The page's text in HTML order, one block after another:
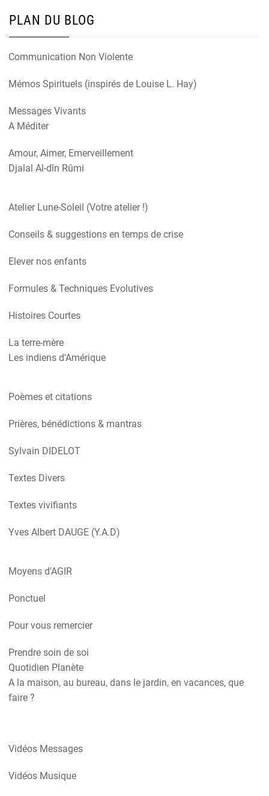
PLAN DU BLOG
Communication Non Violente
Mémos Spirituels (inspirés de Louise L. Hay)
Messages Vivants
A Méditer
Amour, Aimer, Emerveillement
Djalal Al-dîn Rûmi
Atelier Lune-Soleil (Votre atelier !)
Conseils & suggestions en temps de crise
Elever nos enfants
Formules & Techniques Evolutives
Histoires Courtes
La terre-mère
Les indiens d'Amérique
Poèmes et citations
Prières, bénédictions & mantras
Sylvain DIDELOT
Textes Divers
Textes vivifiants
Yves Albert DAUGE (Y.A.D)
Moyens d'AGIR
Ponctuel
Pour vous remercier
Prendre soin de soi
Quotidien Planète
A la maison, au bureau, dans le jardin, en vacances, que
faire ?
Vidéos Messages
Vidéos Musique